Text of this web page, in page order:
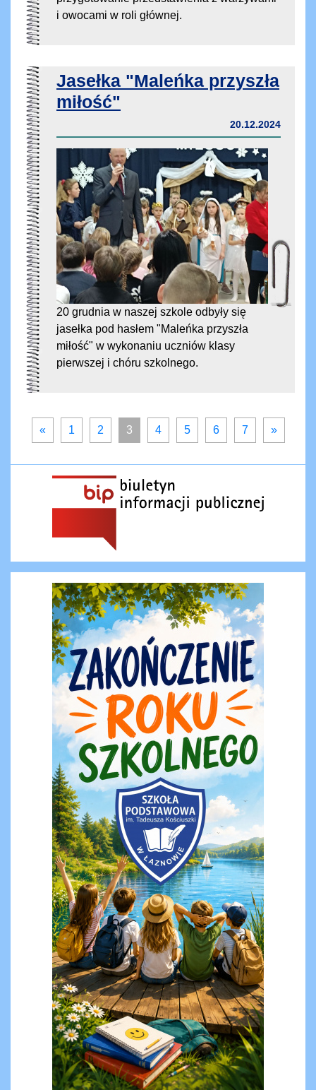
i owocami w roli głównej.
Jasełka "Maleńka przyszła
miłość"
20.12.2024
20 grudnia w naszej szkole odbyły się
jasełka pod hasłem "Maleńka przyszła
miłość" w wykonaniu uczniów klasy
pierwszej i chóru szkolnego.
« 1 2 3 4 5 6 7 »